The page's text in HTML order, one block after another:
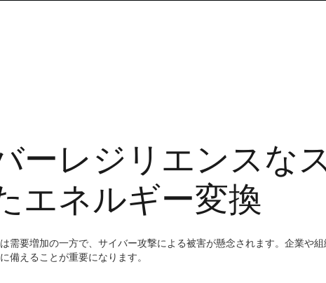
ーレジリエンスな
エネルギー変換
需要増加の一方で、サイバー攻撃による被害が懸念されます。企業や
備えることが重要になります。